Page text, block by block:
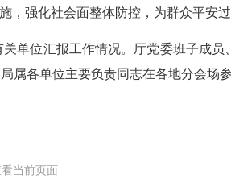
强化社会面整体防控，为群众平安过
位汇报工作情况。厅党委班子成员
属各单位主要负责同志在各地分会场参
当前页面